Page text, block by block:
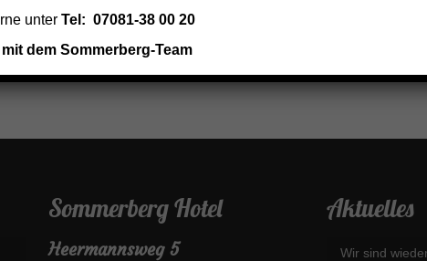
Sommerberg Hotel
Heermannsweg 5
Aktuelles
Wir sind
unter Tel: 07081-38 00 20
dem Sommerberg-Team